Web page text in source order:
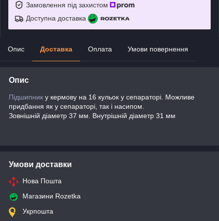
Замовлення під захистом
Доступна доставка
Опис Доставка Оплата Умови повернення
Опис
Підшипник у кермову на 16 кульок у сепараторі. Можливе
придбання як у сепараторі, так і насипом.
Зовнішній діаметр 37 мм. Внутрішній діаметр 31 мм
Умови доставки
Нова Пошта
Магазини Rozetka
Укрпошта